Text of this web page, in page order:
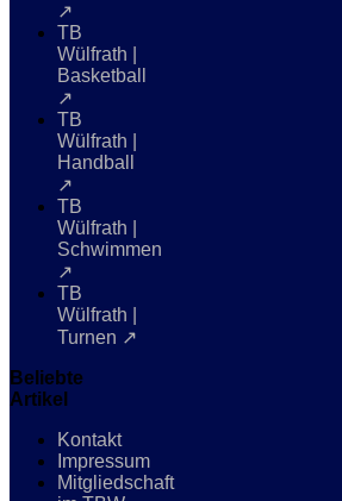
↗
TB
Wülfrath |
Basketball
↗
TB
Wülfrath |
Handball
↗
TB
Wülfrath |
Schwimmen
↗
TB
Wülfrath |
Turnen ↗
Beliebte
Artikel
Kontakt
Impressum
Mitgliedschaft